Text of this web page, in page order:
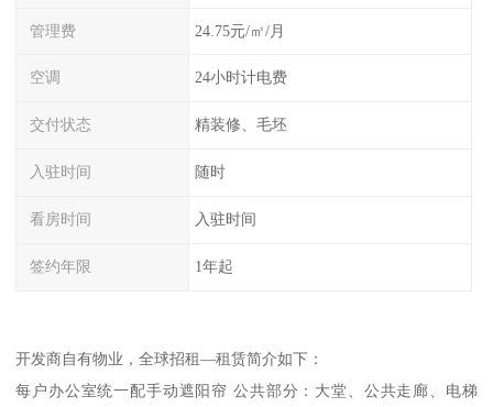
管理费 24.75元/㎡/月
空调 24小时计电费
交付状态 精装修、毛坯
入驻时间 随时
看房时间 入驻时间
签约年限 1年起
开发商自有物业，全球招租—租赁简介如下：
每户办公室统一配手动遮阳帘 公共部分：大堂、公共走廊、电梯